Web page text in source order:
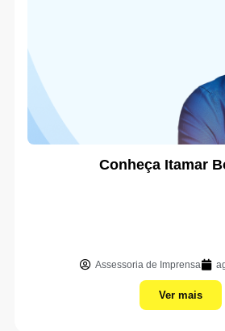
Conheça Itamar
Assessoria de Imprensa
Ver mais